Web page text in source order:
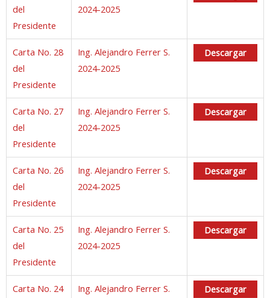
del
Presidente
2024-2025
Carta No. 28
del
Presidente
Ing. Alejandro Ferrer S.
2024-2025
Descargar
Carta No. 27
del
Presidente
Ing. Alejandro Ferrer S.
2024-2025
Descargar
Carta No. 26
del
Presidente
Ing. Alejandro Ferrer S.
2024-2025
Descargar
Carta No. 25
del
Presidente
Ing. Alejandro Ferrer S.
2024-2025
Descargar
Carta No. 24
Ing. Alejandro Ferrer S.
Descargar